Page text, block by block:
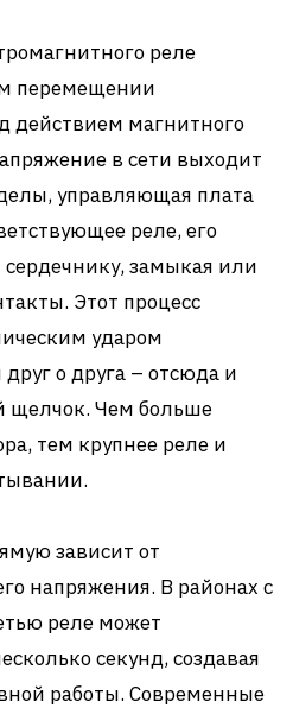
реле
перемещении
действием магнитного
в сети выходит
управляющая плата
реле, его
сердечнику, замыкая или
Этот процесс
ударом
о друга – отсюда и
щелчок. Чем больше
тем крупнее реле и
зависит от
напряжения. В районах с
реле может
секунд, создавая
работы. Современные